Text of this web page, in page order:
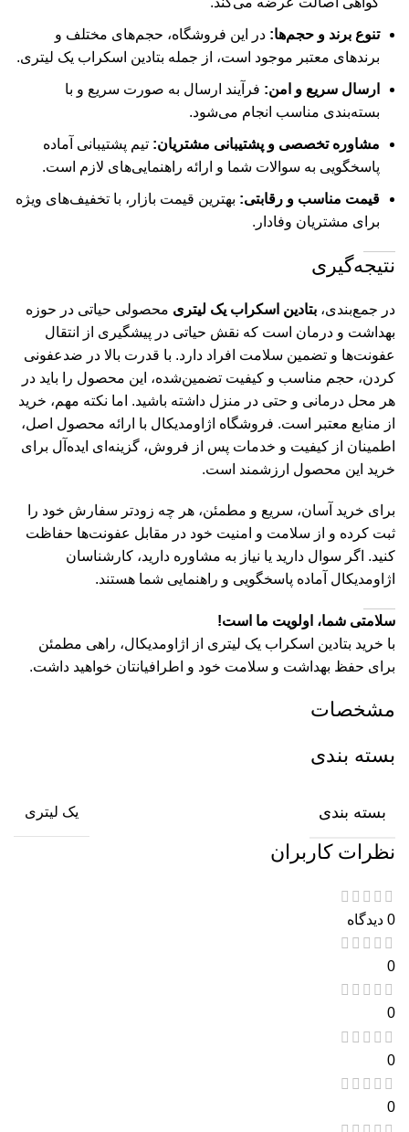
تنوع برند و حجم‌ها: در این فروشگاه، حجم‌های مختلف و
برندهای معتبر موجود است، از جمله بتادین اسکراب یک لیتری.
ارسال سریع و امن: فرآیند ارسال به صورت سریع و با
بسته‌بندی مناسب انجام می‌شود.
مشاوره تخصصی و پشتیبانی مشتریان: تیم پشتیبانی آماده
پاسخگویی به سوالات شما و ارائه راهنمایی‌های لازم است.
قیمت مناسب و رقابتی: بهترین قیمت بازار، با تخفیف‌های ویژه
برای مشتریان وفادار.
نتیجه‌گیری
در جمع‌بندی، بتادین اسکراب یک لیتری محصولی حیاتی در حوزه
بهداشت و درمان است که نقش حیاتی در پیشگیری از انتقال
عفونت‌ها و تضمین سلامت افراد دارد. با قدرت بالا در ضدعفونی
کردن، حجم مناسب و کیفیت تضمین‌شده، این محصول را باید در
هر محل درمانی و حتی در منزل داشته باشید. اما نکته مهم، خرید
از منابع معتبر است. فروشگاه اژاومدیکال با ارائه محصول اصل،
اطمینان از کیفیت و خدمات پس از فروش، گزینه‌ای ایده‌آل برای
خرید این محصول ارزشمند است.
برای خرید آسان، سریع و مطمئن، هر چه زودتر سفارش خود را
ثبت کرده و از سلامت و امنیت خود در مقابل عفونت‌ها حفاظت
کنید. اگر سوال دارید یا نیاز به مشاوره دارید، کارشناسان
اژاومدیکال آماده پاسخگویی و راهنمایی شما هستند.
سلامتی شما، اولویت ما است!
با خرید بتادین اسکراب یک لیتری از اژاومدیکال، راهی مطمئن
برای حفظ بهداشت و سلامت خود و اطرافیانتان خواهید داشت.
مشخصات
بسته بندی
بسته بندی یک لیتری
نظرات کاربران
0 دیدگاه
0
0
0
0